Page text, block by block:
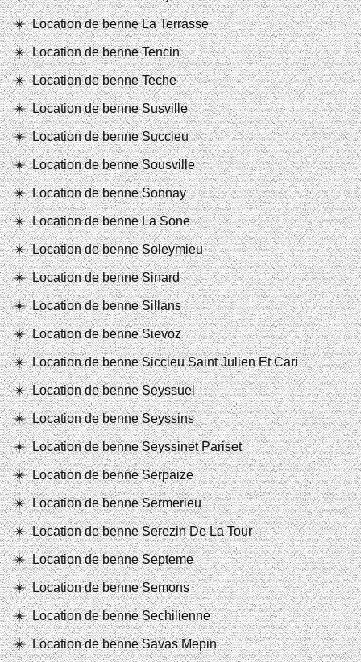
Location de benne La Terrasse
Location de benne Tencin
Location de benne Teche
Location de benne Susville
Location de benne Succieu
Location de benne Sousville
Location de benne Sonnay
Location de benne La Sone
Location de benne Soleymieu
Location de benne Sinard
Location de benne Sillans
Location de benne Sievoz
Location de benne Siccieu Saint Julien Et Cari
Location de benne Seyssuel
Location de benne Seyssins
Location de benne Seyssinet Pariset
Location de benne Serpaize
Location de benne Sermerieu
Location de benne Serezin De La Tour
Location de benne Septeme
Location de benne Semons
Location de benne Sechilienne
Location de benne Savas Mepin